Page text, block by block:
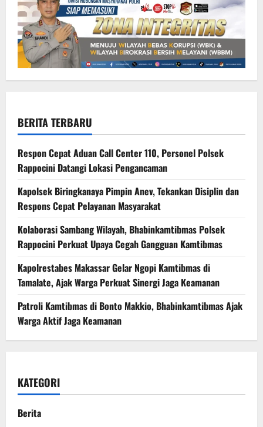
BERITA TERBARU
Respon Cepat Aduan Call Center 110, Personel Polsek
Rappocini Datangi Lokasi Pengancaman
Kapolsek Biringkanaya Pimpin Anev, Tekankan Disiplin dan
Respons Cepat Pelayanan Masyarakat
Kolaborasi Sambang Wilayah, Bhabinkamtibmas Polsek
Rappocini Perkuat Upaya Cegah Gangguan Kamtibmas
Kapolrestabes Makassar Gelar Ngopi Kamtibmas di
Tamalate, Ajak Warga Perkuat Sinergi Jaga Keamanan
Patroli Kamtibmas di Bonto Makkio, Bhabinkamtibmas Ajak
Warga Aktif Jaga Keamanan
KATEGORI
Berita